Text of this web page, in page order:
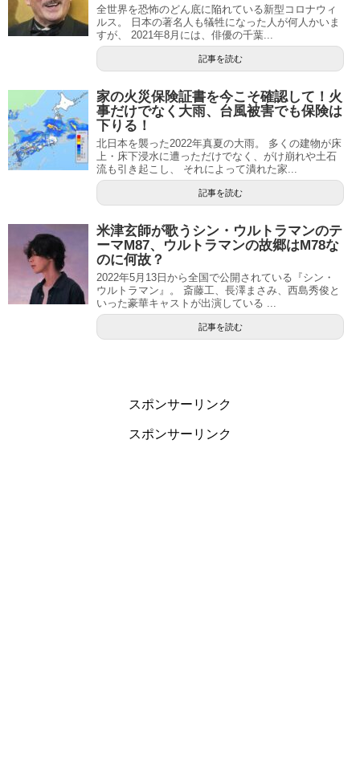
全世界を恐怖のどん底に陥れている新型コロナウィ
ルス。 日本の著名人も犠牲になった人が何人かいま
すが、 2021年8月には、俳優の千葉...
記事を読む
家の火災保険証書を今こそ確認して！火
事だけでなく大雨、台風被害でも保険は
下りる！
北日本を襲った2022年真夏の大雨。 多くの建物が床
上・床下浸水に遭っただけでなく、がけ崩れや土石
流も引き起こし、 それによって潰れた家...
記事を読む
米津玄師が歌うシン・ウルトラマンのテ
ーマM87、ウルトラマンの故郷はM78な
のに何故？
2022年5月13日から全国で公開されている『シン・
ウルトラマン』。 斎藤工、長澤まさみ、西島秀俊と
いった豪華キャストが出演している ...
記事を読む
スポンサーリンク
スポンサーリンク